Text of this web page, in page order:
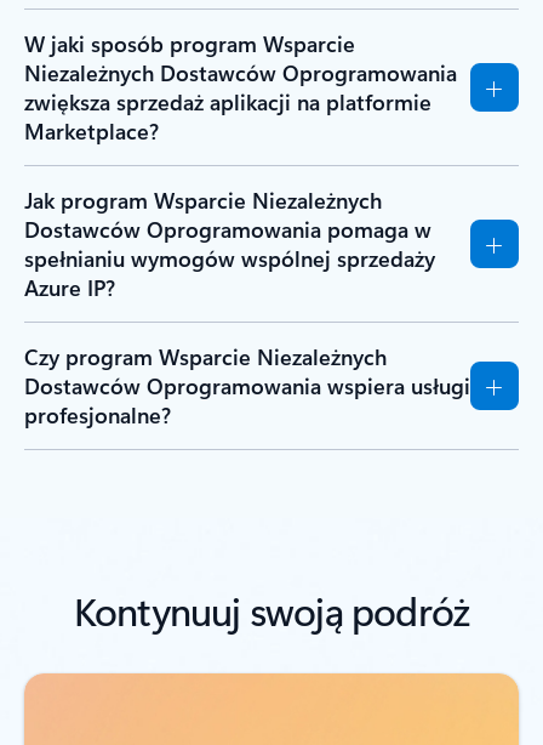
W jaki sposób program Wsparcie
Niezależnych Dostawców Oprogramowania
zwiększa sprzedaż aplikacji na platformie
Marketplace?
Jak program Wsparcie Niezależnych
Dostawców Oprogramowania pomaga w
spełnianiu wymogów wspólnej sprzedaży
Azure IP?
Czy program Wsparcie Niezależnych
Dostawców Oprogramowania wspiera usługi
profesjonalne?
Kontynuuj swoją podróż